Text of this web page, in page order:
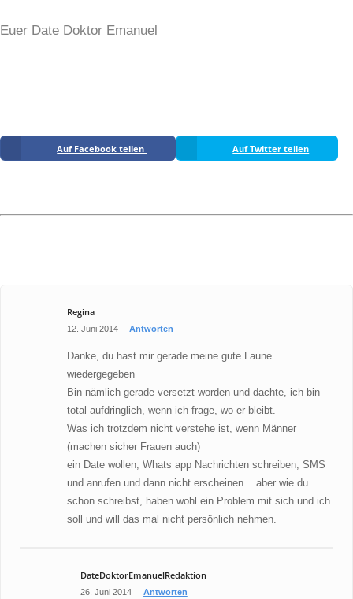
Euer Date Doktor Emanuel
Auf Facebook teilen Auf Twitter teilen
Regina
12. Juni 2014 Antworten
Danke, du hast mir gerade meine gute Laune
wiedergegeben
Bin nämlich gerade versetzt worden und dachte, ich bin
total aufdringlich, wenn ich frage, wo er bleibt.
Was ich trotzdem nicht verstehe ist, wenn Männer
(machen sicher Frauen auch)
ein Date wollen, Whats app Nachrichten schreiben, SMS
und anrufen und dann nicht erscheinen... aber wie du
schon schreibst, haben wohl ein Problem mit sich und ich
soll und will das mal nicht persönlich nehmen.
DateDoktorEmanuelRedaktion
26. Juni 2014 Antworten